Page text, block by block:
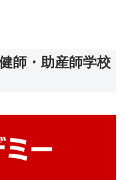
師・助産師学校